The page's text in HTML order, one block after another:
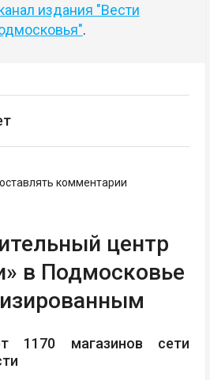
издания "Вести
.
комментарии
центр
в Подмосковье
1170 магазинов сети